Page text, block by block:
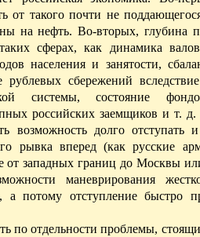
от такого почти не
на нефть.Во-вторых, глубина
сферах, как динамика
населения и занятости,
рублевых сбережений
системы, состояние
российских заемщиков и т.
возможность долго отступать
рывка вперед (как русские
от западных границ до Москвы
маневрирования
а потому отступление быстро
по отдельности проблемы,